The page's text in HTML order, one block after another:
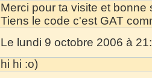
Merci pour ta visite et bonne
Tiens le code c'est GAT
Le lundi 9 octobre 2006 à
hi hi :o)